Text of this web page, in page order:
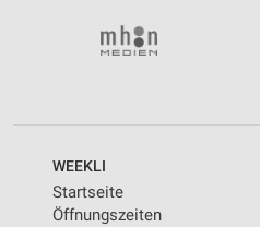
WEEKLI
Startseite
Öffnungszeiten